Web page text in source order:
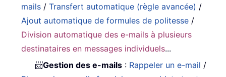
mails /Transfert automatique (règle avancée) /
Ajout automatique de formules de politesse /
Division automatique des e-mails à plusieurs
destinataires en messages individuels...
📨Gestion des e-mails : Rappeler un e-mail /